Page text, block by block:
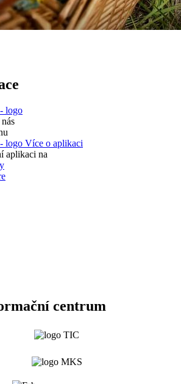
Více o aplikaci
aplikaci na
centrum